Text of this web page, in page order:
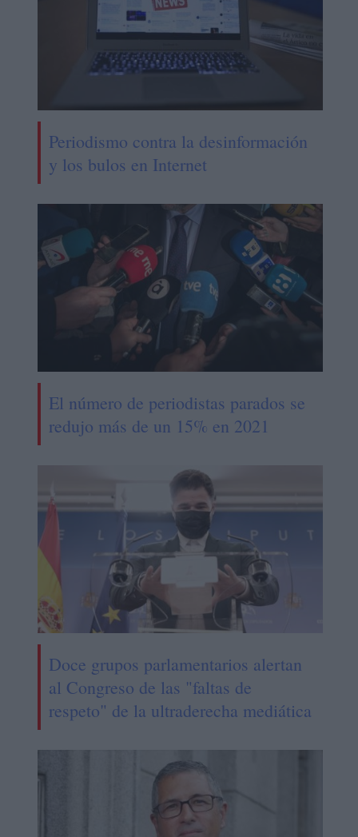
Periodismo contra la desinformación
y los bulos en Internet
El número de periodistas parados se
redujo más de un 15% en 2021
Doce grupos parlamentarios alertan
al Congreso de las "faltas de
respeto" de la ultraderecha mediática